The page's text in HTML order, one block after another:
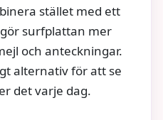
stället med ett
surfplattan mer
och anteckningar.
alternativ för att se
det varje dag.